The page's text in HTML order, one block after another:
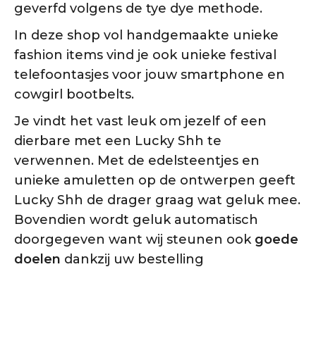
geverfd volgens de tye dye methode.
In deze shop vol handgemaakte unieke
fashion items vind je ook unieke festival
telefoontasjes voor jouw smartphone en
cowgirl bootbelts.
Je vindt het vast leuk om jezelf of een
dierbare met een Lucky Shh te
verwennen. Met de edelsteentjes en
unieke amuletten op de ontwerpen geeft
Lucky Shh de drager graag wat geluk mee.
Bovendien wordt geluk automatisch
doorgegeven want wij steunen ook goede
doelen dankzij uw bestelling